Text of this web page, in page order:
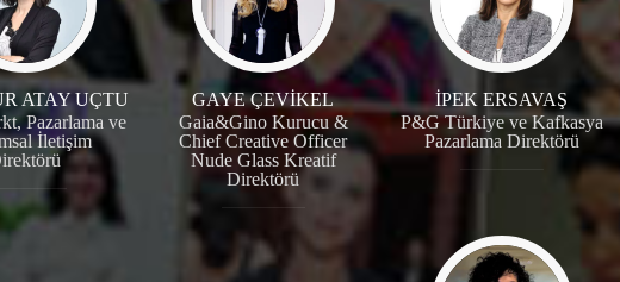
ATAY UÇTU
Pazarlama ve
İletişim
GAYE ÇEVİKEL
Gaia&Gino Kurucu &
Chief Creative Officer
Nude Glass Kreatif
Direktörü
İPEK ERSAVAŞ
P&G Türkiye ve Kafkasya
Pazarlama Direktörü